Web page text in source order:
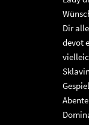
Dir
devot